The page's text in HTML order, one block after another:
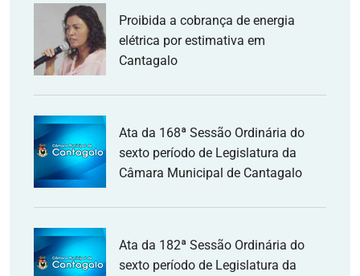
Proibida a cobrança de energia
elétrica por estimativa em
Cantagalo
Ata da 168ª Sessão Ordinária do
sexto período de Legislatura da
Câmara Municipal de Cantagalo
Ata da 182ª Sessão Ordinária do
sexto período de Legislatura da